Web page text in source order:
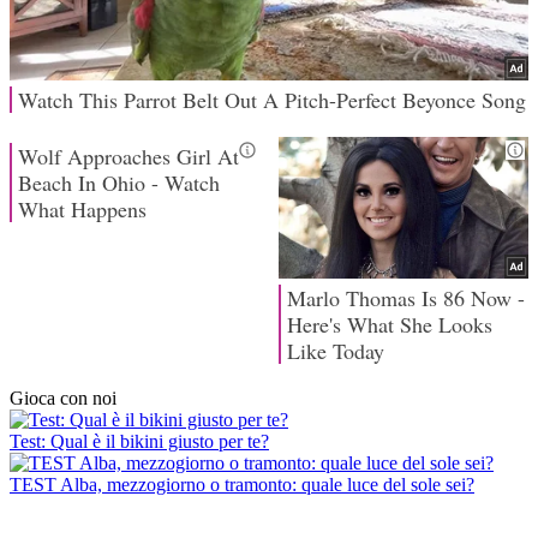
Gioca con noi
Test: Qual è il bikini giusto per te?
TEST Alba, mezzogiorno o tramonto: quale luce del sole sei?